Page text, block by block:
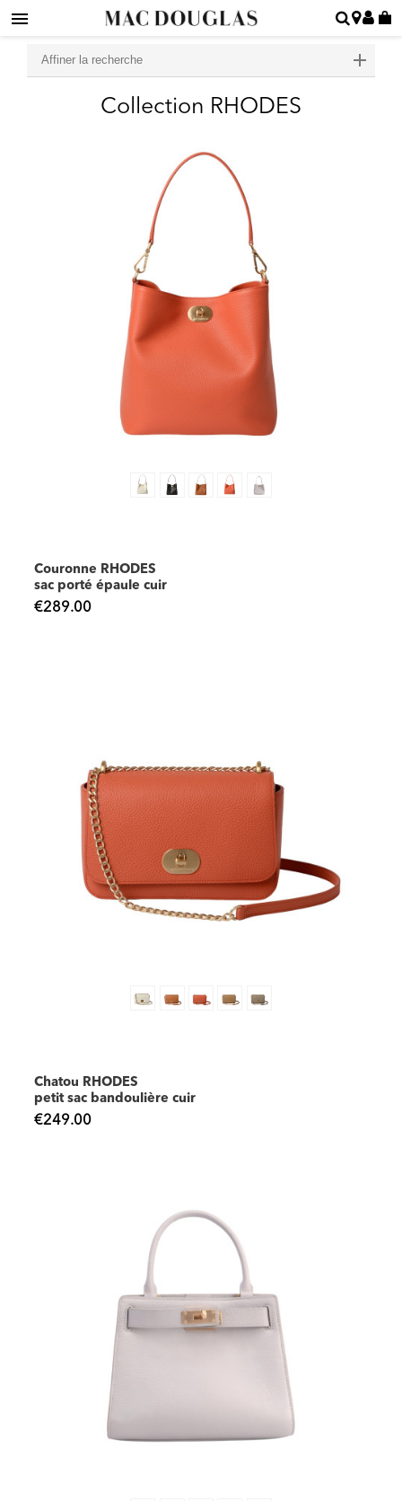
Affiner la recherche
Collection RHODES
Couronne RHODES
sac porté épaule cuir
€289.00
Chatou RHODES
petit sac bandoulière cuir
€249.00